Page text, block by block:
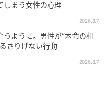
狙っているのでしょう。
もりだと踏んで、「親
言葉を使って近づいてき
しまう女性の心理
2026.8.7
うように。男性が“本命の相
さりげない行動
2026.8.7